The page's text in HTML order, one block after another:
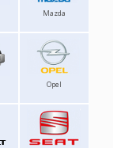
Mazda
Opel